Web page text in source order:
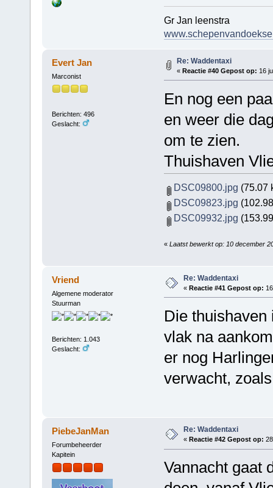
Gr Jan leenstra
Evert Jan
Marconist
Berichten: 496
Geslacht:
Re: Waddentaxi
« Reactie #40 Gepost op: 16
En nog een
en weer die
om te zien.
Thuishaven
DSC09800.jpg (75.07
DSC09823.jpg
DSC09932.jpg
« Laatst bewerkt op: 10 december
Vriend
Algemene moderator
Stuurman
Berichten: 1.043
Geslacht:
Re: Waddentaxi
« Reactie #41 Gepost op:
Die
vlak na
er nog
verwacht,
PiebeJanMan
Forumbeheerder
Kapitein
Re: Waddentaxi
« Reactie #42 Gepost op:
Vannacht gaat